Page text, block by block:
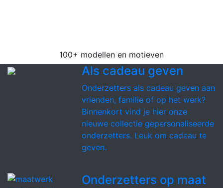
100+ modellen en motieven
Als cadeau geven
Onderzetters als cadeau geven aan
vrienden, familie of op het werk?
Binnenkort vind je hier onze
nieuwe collectie gepersonaliseerde
onderzetters. Leuk om cadeau te
geven.
Onderzetters op maat